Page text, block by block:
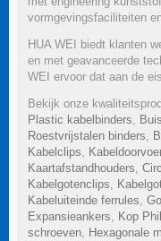
vormgevingsfaciliteiten
HUA WEI biedt klanten
en met geavanceerde
WEI ervoor dat aan de
Bekijk onze
Plastic kabelbinders,
Roestvrijstalen binders,
Kabelclips,
Kaartafstandhouders,
Kabelgotenclips,
Kabeluiteinde ferrules,
Expansieankers, Kop
schroeven, Hexagonale